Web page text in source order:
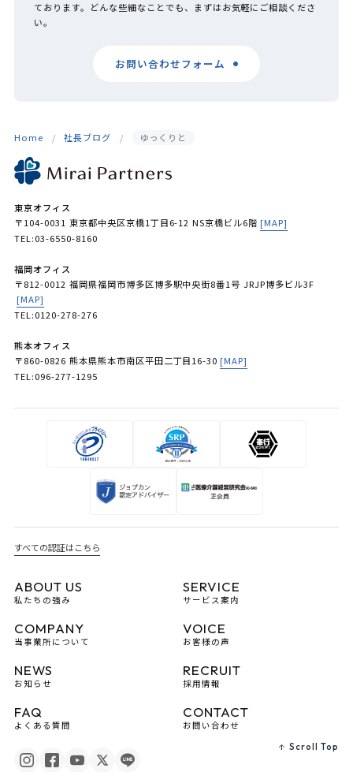
ております。どんな些細なことでも、まずはお気軽にご相談くださ
い。
お問い合わせフォーム
Home 社長ブログ ゆっくりと
Scroll Top
東京オフィス
〒104-0031 東京都中央区京橋1丁目6-12 NS京橋ビル6階 [MAP]
TEL:03-6550-8160
福岡オフィス
〒812-0012 福岡県福岡市博多区博多駅中央街8番1号 JRJP博多ビル3F
[MAP]
TEL:0120-278-276
熊本オフィス
〒860-0826 熊本県熊本市南区平田二丁目16-30 [MAP]
TEL:096-277-1295
すべての認証はこちら
ABOUT US
私たちの強み
SERVICE
サービス案内
COMPANY
当事業所について
VOICE
お客様の声
NEWS
お知らせ
RECRUIT
採用情報
FAQ
よくある質問
CONTACT
お問い合わせ